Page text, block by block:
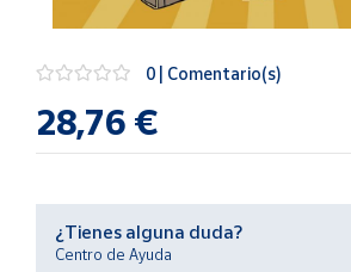
novedades
de Correos
Market
Ayuda
0 | Comentario(s)
28,76 €
¿Tienes alguna duda?
Centro de Ayuda